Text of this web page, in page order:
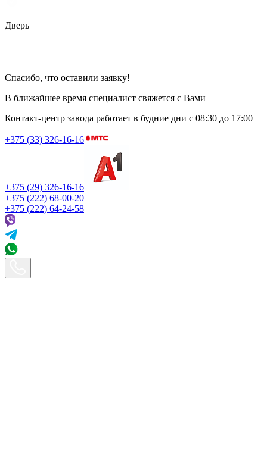
Дверь
Спасибо, что оставили заявку!
В ближайшее время специалист свяжется с Вами
Контакт-центр завода работает в будние дни с 08:30 до 17:00
+375 (33) 326-16-16
+375 (29) 326-16-16
+375 (222) 68-00-20
+375 (222) 64-24-58